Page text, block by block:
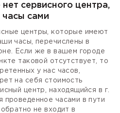
сервисного центра,
сами
центры, которые имеют
часы, перечислены в
Если же в вашем городе
таковой отсутствует, то
у нас часов,
на себя стоимость
центр, находящийся в г.
проведенное часами в пути
не входит в